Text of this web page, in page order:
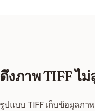
ดึงภาพ TIFF ไ
รูปแบบ TIFF เก็บข้อมูลภา